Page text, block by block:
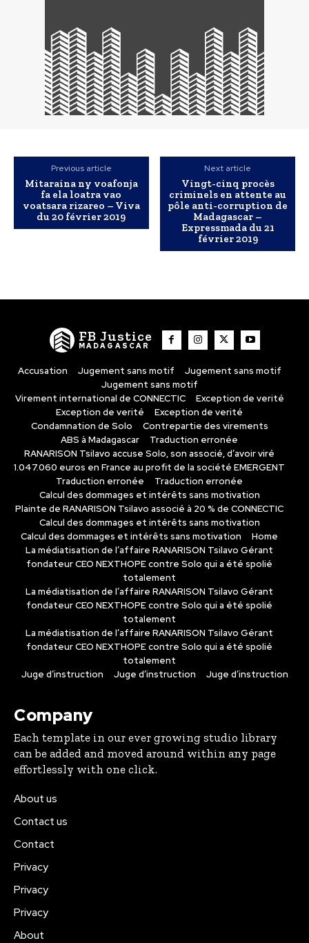
Previous article
Mitaraina ny voafonja
fa ela loatra vao
voatsara rizareo – Viva
du 20 février 2019
Next article
Vingt-cinq procès
criminels en attente au
pôle anti-corruption de
Madagascar –
Expressmada du 21
février 2019
FB Justice
MADAGASCAR
Accusation Jugement sans motif
Jugement sans motif
Jugement sans motif
Virement international de CONNECTIC
Exception de verité
Exception de verité
Exception de verité
Condamnation de Solo
Contrepartie des virements
ABS à Madagascar
Traduction erronée
RANARISON Tsilavo accuse Solo, son associé, d’avoir viré
1.047.060 euros en France au profit de la société EMERGENT
Traduction erronée
Traduction erronée
Calcul des dommages et intérêts sans motivation
Plainte de RANARISON Tsilavo associé à 20 % de CONNECTIC
Calcul des dommages et intérêts sans motivation
Calcul des dommages et intérêts sans motivation
Home
La médiatisation de l’affaire RANARISON Tsilavo Gérant
fondateur CEO NEXTHOPE contre Solo qui a été spolié
totalement
La médiatisation de l’affaire RANARISON Tsilavo Gérant
fondateur CEO NEXTHOPE contre Solo qui a été spolié
totalement
La médiatisation de l’affaire RANARISON Tsilavo Gérant
fondateur CEO NEXTHOPE contre Solo qui a été spolié
totalement
Juge d’instruction
Juge d’instruction Juge d’instruction
Company
Each template in our ever growing studio library
can be added and moved around within any page
effortlessly with one click.
About us
Contact us
Contact
Privacy
Privacy
Privacy
About